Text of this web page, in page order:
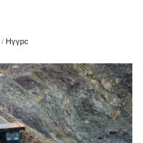
/ Нүүрс